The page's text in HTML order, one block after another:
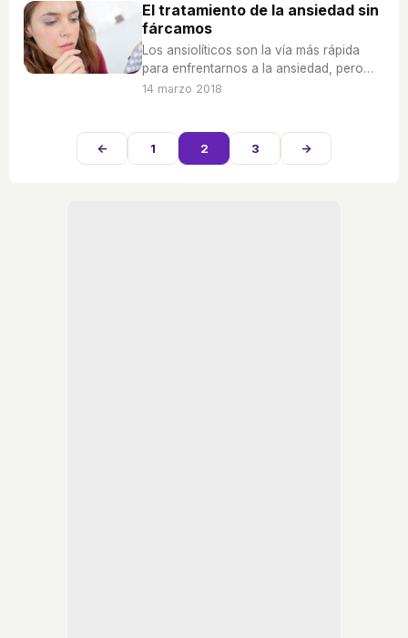
El tratamiento de la ansiedad sin
fárcamos
Los ansiolíticos son la vía más rápida
para enfrentarnos a la ansiedad, pero
necesitamos hacer terapia conductual
14 marzo 2018
← 1 2 3 →